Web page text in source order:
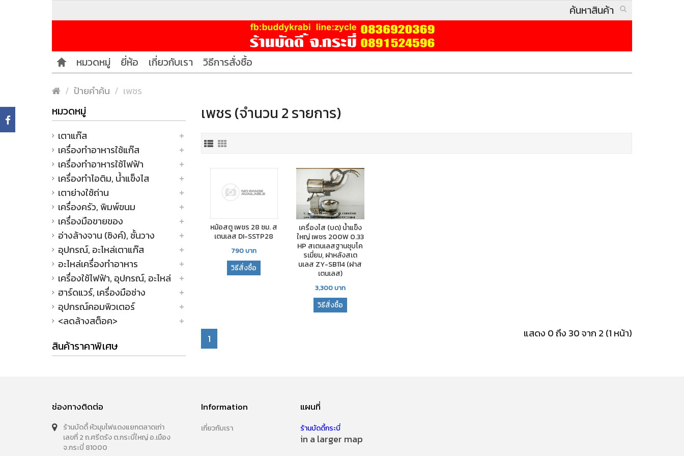
หมวดหมู่ ยี่ห้อ เกี่ยวกับเรา วิธีการสั่งซื้อ
ป้ายคำค้น เพชร
หมวดหมู่
เตาแก๊ส
เครื่องทำอาหารใช้แก๊ส
เครื่องทำอาหารใช้ไฟฟ้า
เครื่องทำไอติม, น้ำแข็งไส
เตาย่างใช้ถ่าน
เครื่องครัว, พิมพ์ขนม
เครื่องมือขายของ
อ่างล้างจาน (ซิงค์), ชั้นวาง
อุปกรณ์, อะไหล่เตาแก๊ส
อะไหล่เครื่องทำอาหาร
เครื่องใช้ไฟฟ้า, อุปกรณ์, อะไหล่
ฮาร์ดแวร์, เครื่องมือช่าง
อุปกรณ์คอมพิวเตอร์
<ลดล้างสต็อค>
สินค้าราคาพิเศษ
เพชร (จำนวน 2 รายการ)
หม้อสตู เพชร 28 ซม. ส
เตนเลส DI-SSTP28
790บาท
วิธีสั่งซื้อ
เครื่องไส (บด) น้ำแข็ง
ใหญ่ เพชร 200W 0.33
HP สเตนเลสฐานชุบโค
รเมี่ยม, ฝาหลังสเต
นเลส ZY-SB114 (ฝาส
เตนเลส)
3,300บาท
วิธีสั่งซื้อ
1 แสดง 0 ถึง 30 จาก 2 (1 หน้า)
ช่องทางติดต่อ
ร้านบัดดี้ หัวมุมไฟแดงแยกตลาดเก่า
เลขที่ 2 ถ.ศรีตรัง ต.กระบี่ใหญ่ อ.เมือง
จ.กระบี่ 81000
Information
เกี่ยวกับเรา
แผนที่
ร้านบัดดี้กระบี่
in a larger map